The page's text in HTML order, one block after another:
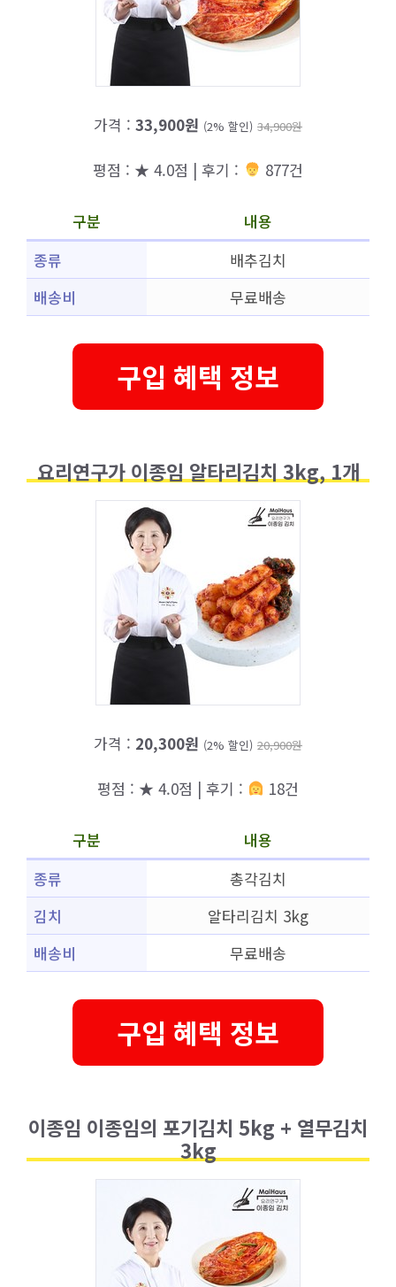
가격 : 33,900원 (2% 할인) 34,900원
평점 : ★ 4.0점 | 후기 : 877건
구분
내용
종류
배추김치
배송비
무료배송
구입 혜택 정보
요리연구가 이종임 알타리김치 3kg, 1개
가격 : 20,300원 (2% 할인) 20,900원
평점 : ★ 4.0점 | 후기 : 18건
구분
내용
종류
총각김치
김치
알타리김치 3kg
배송비
무료배송
구입 혜택 정보
이종임 이종임의 포기김치 5kg + 열무김치
3kg